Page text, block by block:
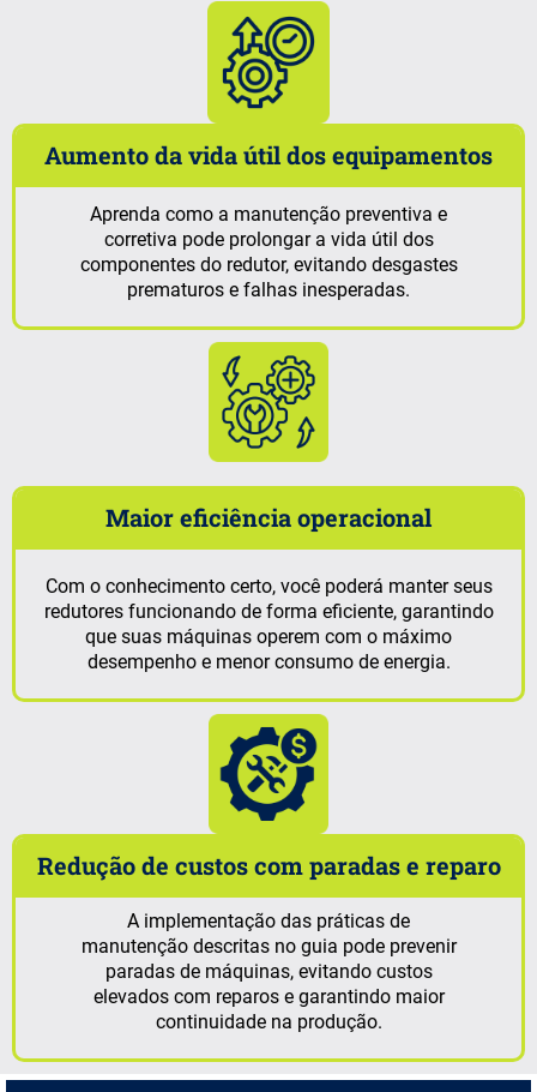
Aumento da vida útil dos equipamentos
Aprenda como a manutenção preventiva e
corretiva pode prolongar a vida útil dos
componentes do redutor, evitando desgastes
prematuros e falhas inesperadas.
Maior eficiência operacional
Com o conhecimento certo, você poderá manter seus
redutores funcionando de forma eficiente, garantindo
que suas máquinas operem com o máximo
desempenho e menor consumo de energia.
Redução de custos com paradas e reparo
A implementação das práticas de
manutenção descritas no guia pode prevenir
paradas de máquinas, evitando custos
elevados com reparos e garantindo maior
continuidade na produção.